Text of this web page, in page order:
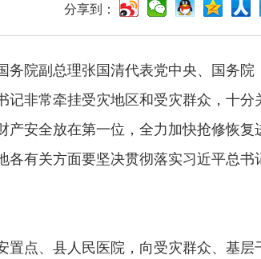
分享到：
院副总理张国清代表党中央、国务院
非常牵挂受灾地区和受灾群众，十分
安全放在第一位，全力加快抢修恢
有关方面要坚决贯彻落实习近平总
点、县人民医院，向受灾群众、基层